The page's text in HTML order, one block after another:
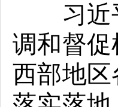
习近平
调和督
西部地